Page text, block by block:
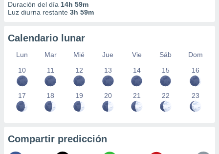
Duración del día 14h 59m
Luz diurna restante 3h 59m
Calendario lunar
Lun Mar Mié Jue Vie Sáb
Dom
10
11 12 13 14 15 16
17 18 19 20 21 22 23
Compartir predicción